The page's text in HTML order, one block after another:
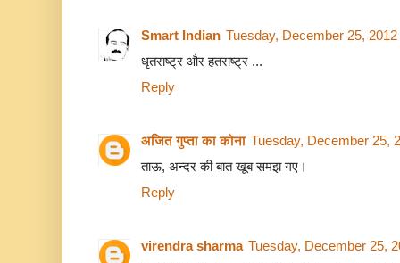
Smart Indian Tuesday, December 25,
धृतराष्ट्र और हतराष्ट्र ...
Reply
अजित गुप्ता का कोना Tuesday, December 25,
ताऊ, अन्‍दर की बात खूब समझ गए।
Reply
virendra sharma Tuesday, December 25,